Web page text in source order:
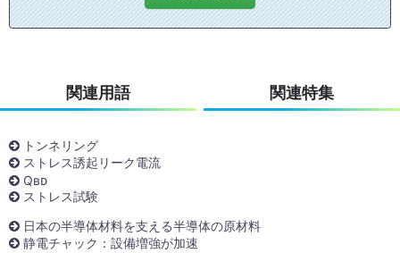
関連用語 関連特集
トンネリング
ストレス誘起リーク電流
Qʙᴅ
ストレス試験
日本の半導体材料を支える半導体の原材料
静電チャック：設備増強が加速